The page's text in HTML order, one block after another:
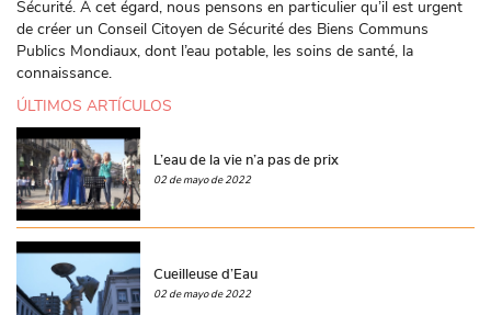
Sécurité. À cet égard, nous pensons en particulier qu’il est urgent
de créer un Conseil Citoyen de Sécurité des Biens Communs
Publics Mondiaux, dont l’eau potable, les soins de santé, la
connaissance.
ÚLTIMOS ARTÍCULOS
L’eau de la vie n’a pas de prix
02 de mayo de 2022
Cueilleuse d’Eau
02 de mayo de 2022